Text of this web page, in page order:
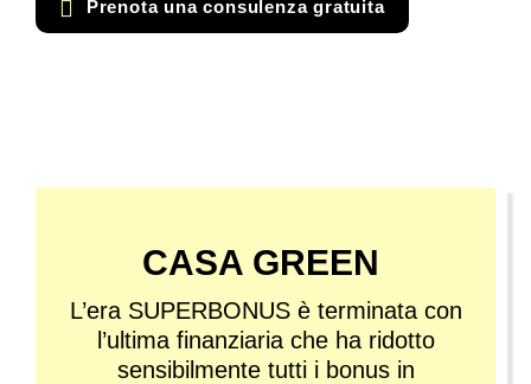
Prenota una consulenza gratuita
CASA GREEN ​
L’era SUPERBONUS è terminata con
l’ultima finanziaria che ha ridotto
sensibilmente tutti i bonus in